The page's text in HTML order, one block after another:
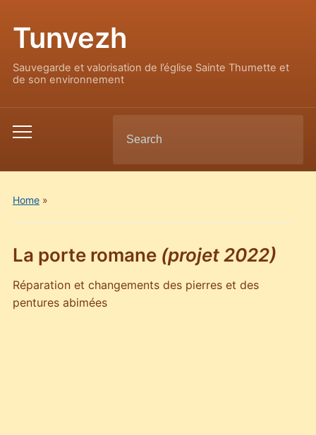
Tunvezh
Sauvegarde et valorisation de l’église Sainte Thumette et
de son environnement
Toggle
menu
for:
Home»
La porte romane(projet 2022)
Réparation et changements des pierres et des
pentures abimées